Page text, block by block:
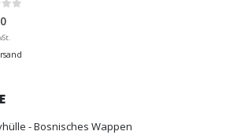
5
- Bosnisches Wappen